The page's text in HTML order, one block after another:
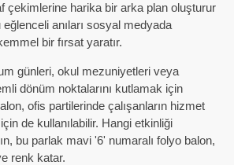
çekimlerine harika bir arka plan oluşturur
eğlenceli anıları sosyal medyada
bir fırsat yaratır.
günleri, okul mezuniyetleri veya
dönüm noktalarını kutlamak için
ofis partilerinde çalışanların hizmet
de kullanılabilir. Hangi etkinliği
bu parlak mavi '6' numaralı folyo balon,
renk katar.